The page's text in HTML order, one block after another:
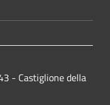
- Castiglione della